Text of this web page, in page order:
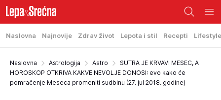
Naslovna Najnovije Zdrav život Lepota i stil Recepti Lifestyle
Naslovna Astrologija Astro
SUTRA JE KRVAVI MESEC, A
HOROSKOP OTKRIVA KAKVE NEVOLJE DONOSI: evo kako će
pomračenje Meseca promeniti sudbinu (27. jul 2018. godine)